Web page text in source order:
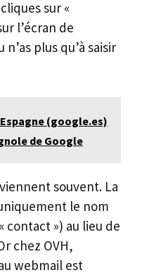
sur «
l’écran de
plus qu’à saisir
(google.es)
de Google
souvent. La
le nom
contact ») au lieu de
chez OVH,
webmail est